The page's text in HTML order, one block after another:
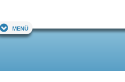
Menü